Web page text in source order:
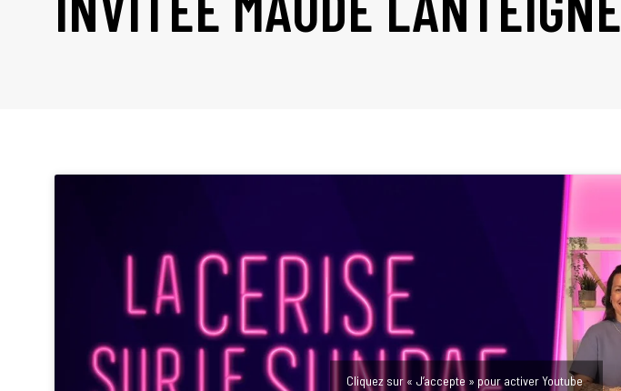
Cliquez sur « J’accepte » pour activer Youtube